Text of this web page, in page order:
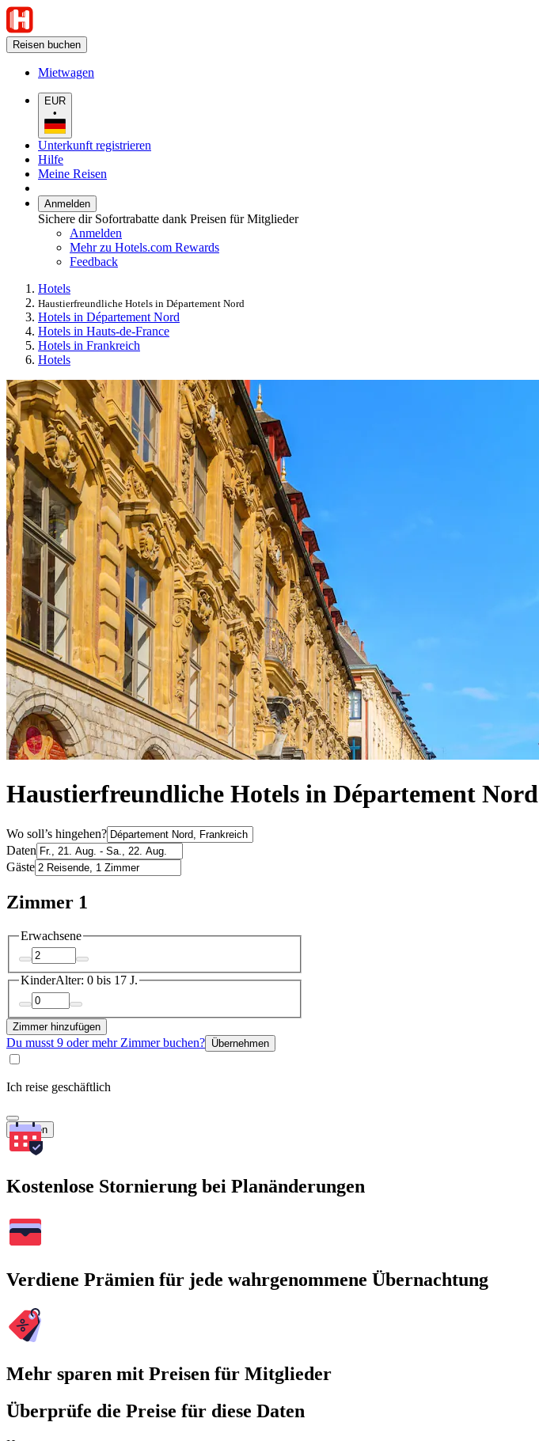
Reisen buchen
Mietwagen
EUR
•
Unterkunft registrieren
Hilfe
Meine Reisen
Anmelden
Sichere dir Sofortrabatte dank Preisen für Mitglieder
Anmelden
Mehr zu Hotels.com Rewards
Feedback
Hotels
Haustierfreundliche Hotels in Département Nord
Hotels in Département Nord
Hotels in Hauts-de-France
Hotels in Frankreich
Hotels
Haustierfreundliche Hotels in Département Nord
Wo soll’s hingehen?
Daten
Gäste
Zimmer 1
Erwachsene
KinderAlter: 0 bis 17 J.
Zimmer hinzufügen
Du musst 9 oder mehr Zimmer buchen? Übernehmen
Ich reise geschäftlich
Suchen
Kostenlose Stornierung bei Planänderungen
Verdiene Prämien für jede wahrgenommene Übernachtung
Mehr sparen mit Preisen für Mitglieder
Überprüfe die Preise für diese Daten